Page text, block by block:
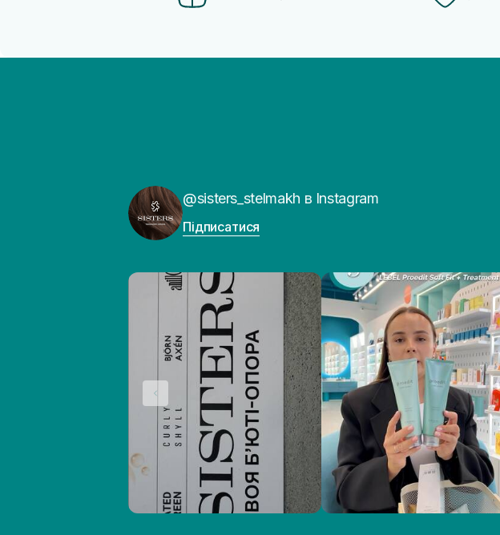
@sisters_stelmakh в Instagram
Підписатися